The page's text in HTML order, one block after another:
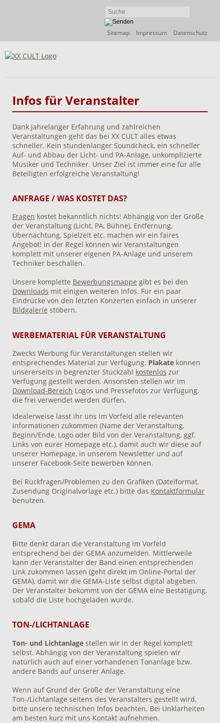
Navigation
Sitemap Impressum Datenschutz
Infos für Veranstalter
Dank jahrelanger Erfahrung und zahlreichen
Veranstaltungen geht das bei XX CULT alles etwas
schneller. Kein stundenlanger Soundcheck, ein schneller
Auf- und Abbau der Licht- und PA-Anlage, unkomplizierte
Musiker und Techniker. Unser Ziel ist immer eine für alle
Beteiligten erfolgreiche Veranstaltung!
ANFRAGE / WAS KOSTET DAS?
Fragen kostet bekanntlich nichts! Abhängig von der Größe
der Veranstaltung (Licht, PA, Bühne), Entfernung,
Übernachtung, Spielzeit etc. machen wir ein faires
Angebot! In der Regel können wir Veranstaltungen
komplett mit unserer eigenen PA-Anlage und unserem
Techniker beschallen.
Unsere komplette Bewerbungsmappe gibt es bei den
Downloads mit einigen weiteren Infos. Für ein paar
Eindrücke von den letzten Konzerten einfach in unserer
Bildgalerie stöbern.
WERBEMATERIAL FÜR VERANSTALTUNG
Zwecks Werbung für Veranstaltungen stellen wir
entsprechendes Material zur Verfügung. Plakate können
unsererseits in begrenzter Stückzahl kostenlos zur
Verfügung gestellt werden. Ansonsten stellen wir im
Download-Bereich Logos und Pressefotos zur Verfügung,
die frei verwendet werden dürfen.
Idealerweise lasst ihr uns im Vorfeld alle relevanten
Informationen zukommen (Name der Veranstaltung,
Beginn/Ende, Logo oder Bild von der Veranstaltung, ggf.
Links von eurer Homepage etc.), damit auch wir diese auf
unserer Homepage, in unserem Newsletter und auf
unserer Facebook-Seite bewerben können.
Bei Rückfragen/Problemen zu den Grafiken (Dateiformat,
Zusendung Originalvorlage etc.) bitte das Kontaktformular
benutzen.
GEMA
Bitte denkt daran die Veranstaltung im Vorfeld
entsprechend bei der GEMA anzumelden. Mittlerweile
kann der Veranstalter der Band einen entsprechenden
Link zukommen lassen (geht direkt im Online-Portal der
GEMA), damit wir die GEMA-Liste selbst digital abgeben.
Der Veranstalter bekommt von der GEMA eine Bestätigung,
sobald die Liste hochgeladen wurde.
TON-/LICHTANLAGE
Ton- und Lichtanlage stellen wir in der Regel komplett
selbst. Abhängig von der Veranstaltung spielen wir
natürlich auch auf einer vorhandenen Tonanlage bzw.
andere Bands auf unserer Anlage.
Wenn auf Grund der Größe der Veranstaltung eine
Ton-/Lichtanlage seitens des Veranstalters gestellt wird,
bitte unsere technischen Infos beachten. Bei Unklarheiten
am besten kurz mit uns Kontakt aufnehmen.